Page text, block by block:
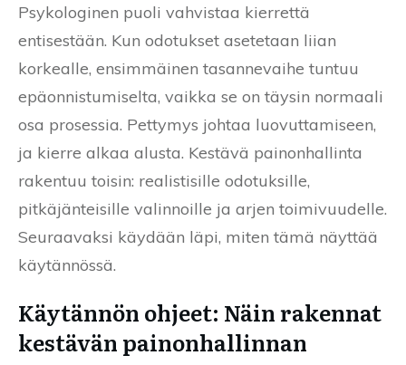
Psykologinen puoli vahvistaa kierrettä
entisestään. Kun odotukset asetetaan liian
korkealle, ensimmäinen tasannevaihe tuntuu
epäonnistumiselta, vaikka se on täysin normaali
osa prosessia. Pettymys johtaa luovuttamiseen,
ja kierre alkaa alusta. Kestävä painonhallinta
rakentuu toisin: realistisille odotuksille,
pitkäjänteisille valinnoille ja arjen toimivuudelle.
Seuraavaksi käydään läpi, miten tämä näyttää
käytännössä.
Käytännön ohjeet: Näin rakennat
kestävän painonhallinnan